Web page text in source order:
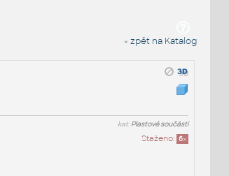
« zpět na Katalog
kat:Plastové součásti
Staženo: 6x